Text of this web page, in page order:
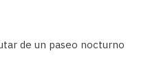
de un paseo nocturno